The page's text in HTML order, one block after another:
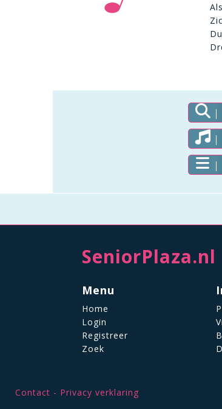
SeniorPlaza.nl
Menu
Home
Login
Registreer
Zoek
Contact Privacy verklaring